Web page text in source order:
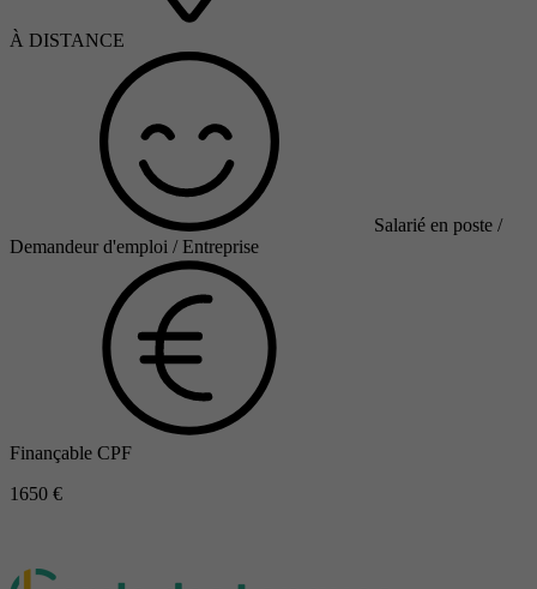
À DISTANCE
Salarié en poste /
Demandeur d'emploi / Entreprise
Finançable CPF
1650 €